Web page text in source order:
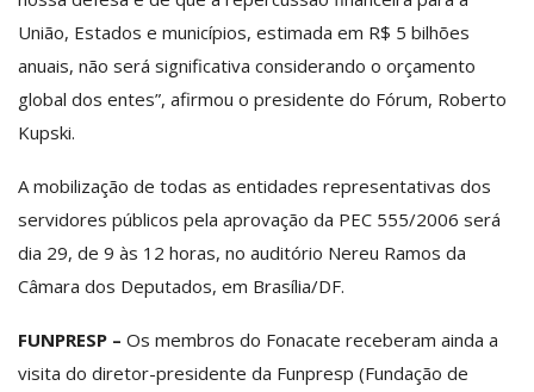
União, Estados e municípios, estimada em R$ 5 bilhões
anuais, não será significativa considerando o orçamento
global dos entes”, afirmou o presidente do Fórum, Roberto
Kupski.
A mobilização de todas as entidades representativas dos
servidores públicos pela aprovação da PEC 555/2006 será
dia 29, de 9 às 12 horas, no auditório Nereu Ramos da
Câmara dos Deputados, em Brasília/DF.
FUNPRESP – Os membros do Fonacate receberam ainda a
visita do diretor-presidente da Funpresp (Fundação de